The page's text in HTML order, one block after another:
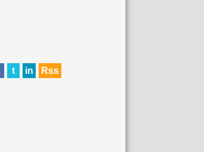
t in Rss